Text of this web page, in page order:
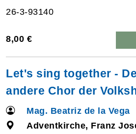
26-3-93140
8,00 €
Let's sing together -
andere Chor der
Mag. Beatriz de la Vega
Adventkirche, Franz